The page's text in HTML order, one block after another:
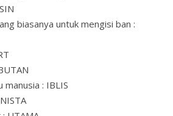
biasanya untuk mengisi ban :
manusia : IBLIS